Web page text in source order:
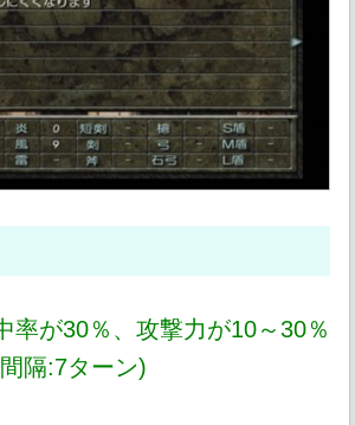
率が30％、攻撃力が10～30％
隔:7ターン)